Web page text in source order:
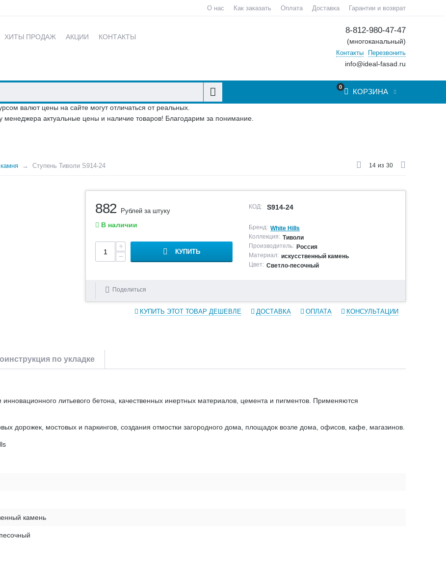
О нас Как заказать Оплата Доставка Гарантии и возврат
ХИТЫ ПРОДАЖ АКЦИИ КОНТАКТЫ
8-812-980-47-47
(многоканальный)
Контакты Перезвонить
info@ideal-fasad.ru
0
КОРЗИНА
валют цены на сайте могут отличаться от реальных.
актуальные цены и наличие товаров! Благодарим за понимание.
Ступень Тиволи S914-24 14 из 30
882 Рублей за штуку
В наличии
+
−
КУПИТЬ
КОД: S914-24
Бренд: White Hills
Коллекция: Тиволи
Производитель: Россия
Материал: искусственный камень
Цвет: Светло-песочный
Поделиться
КУПИТЬ ЭТОТ ТОВАР ДЕШЕВЛЕ ДОСТАВКА ОПЛАТА КОНСУЛЬТАЦИИ
по укладке
литьевого бетона, качественных инертных материалов, цемента и пигментов. Применяются
дорожек, мостовых и паркингов, создания отмостки загородного дома, площадок возле дома, офисов, кафе, магазинов.
камень